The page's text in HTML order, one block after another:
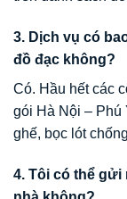
3. Dịch vụ có
đồ đạc không?
Có. Hầu hết các
gói Hà Nội – Phú
ghế, bọc lót
4. Tôi có thể gửi